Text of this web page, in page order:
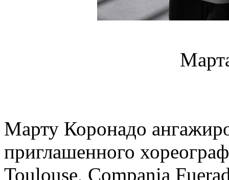
Марту Коронадо
приглашенного
Toulouse, Compania